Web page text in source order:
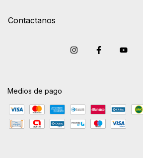
Contactanos
Medios de pago